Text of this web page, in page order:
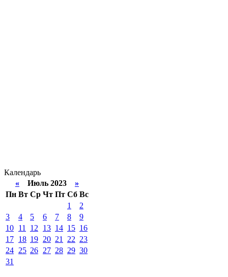
Календарь
« Июль 2023 »
Пн Вт Ср Чт Пт Сб Вс
1
2
3
4 5 6 7 8
9
10 11 12 13 14 15 16
17 18 19 20 21 22 23
24 25 26 27 28 29 30
31